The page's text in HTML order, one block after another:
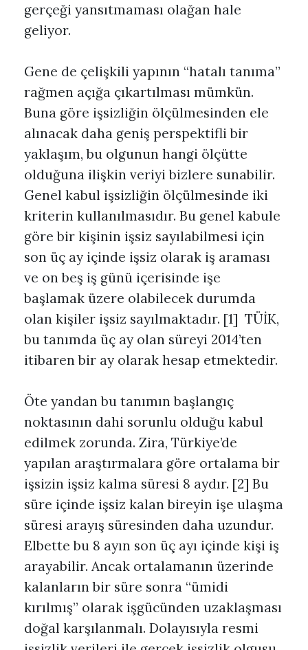
gerçeği yansıtmaması olağan hale
geliyor.
Gene de çelişkili yapının “hatalı tanıma”
rağmen açığa çıkartılması mümkün.
Buna göre işsizliğin ölçülmesinden ele
alınacak daha geniş perspektifli bir
yaklaşım, bu olgunun hangi ölçütte
olduğuna ilişkin veriyi bizlere sunabilir.
Genel kabul işsizliğin ölçülmesinde iki
kriterin kullanılmasıdır. Bu genel kabule
göre bir kişinin işsiz sayılabilmesi için
son üç ay içinde işsiz olarak iş araması
ve on beş iş günü içerisinde işe
başlamak üzere olabilecek durumda
olan kişiler işsiz sayılmaktadır. [1] TÜİK,
bu tanımda üç ay olan süreyi 2014’ten
itibaren bir ay olarak hesap etmektedir.
Öte yandan bu tanımın başlangıç
noktasının dahi sorunlu olduğu kabul
edilmek zorunda. Zira, Türkiye’de
yapılan araştırmalara göre ortalama bir
işsizin işsiz kalma süresi 8 aydır. [2] Bu
süre içinde işsiz kalan bireyin işe ulaşma
süresi arayış süresinden daha uzundur.
Elbette bu 8 ayın son üç ayı içinde kişi iş
arayabilir. Ancak ortalamanın üzerinde
kalanların bir süre sonra “ümidi
kırılmış” olarak işgücünden uzaklaşması
doğal karşılanmalı. Dolayısıyla resmi